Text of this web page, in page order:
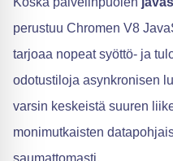
perustuu Chromen V8
tarjoaa nopeat syöttö- ja
odotustiloja asynkronisen
varsin keskeistä suuren
monimutkaisten
saumattomasti.